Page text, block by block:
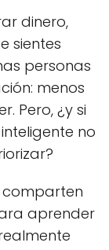
dinero,
sientes
personas
menos
Pero, ¿y si
no
comparten
aprender